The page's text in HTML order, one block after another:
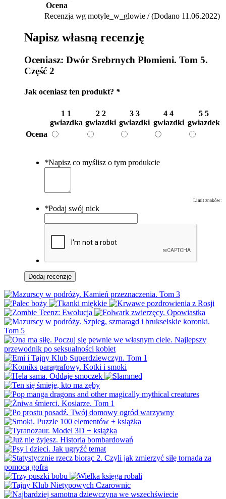
Ocena
Recenzja wg motyle_w_glowie / (Dodano 11.06.2022)
Napisz własną recenzję
Oceniasz: Dwór Srebrnych Płomieni. Tom 5.
Część 2
Jak oceniasz ten produkt? *
1 1
gwiazdka
2 2
gwiazdki
3 3
gwiazdki
4 4
gwiazdki
5 5
gwiazdek
Ocena
*Napisz co myślisz o tym produkcie
Limit znaków:
*Podaj swój nick
Dodaj recenzję